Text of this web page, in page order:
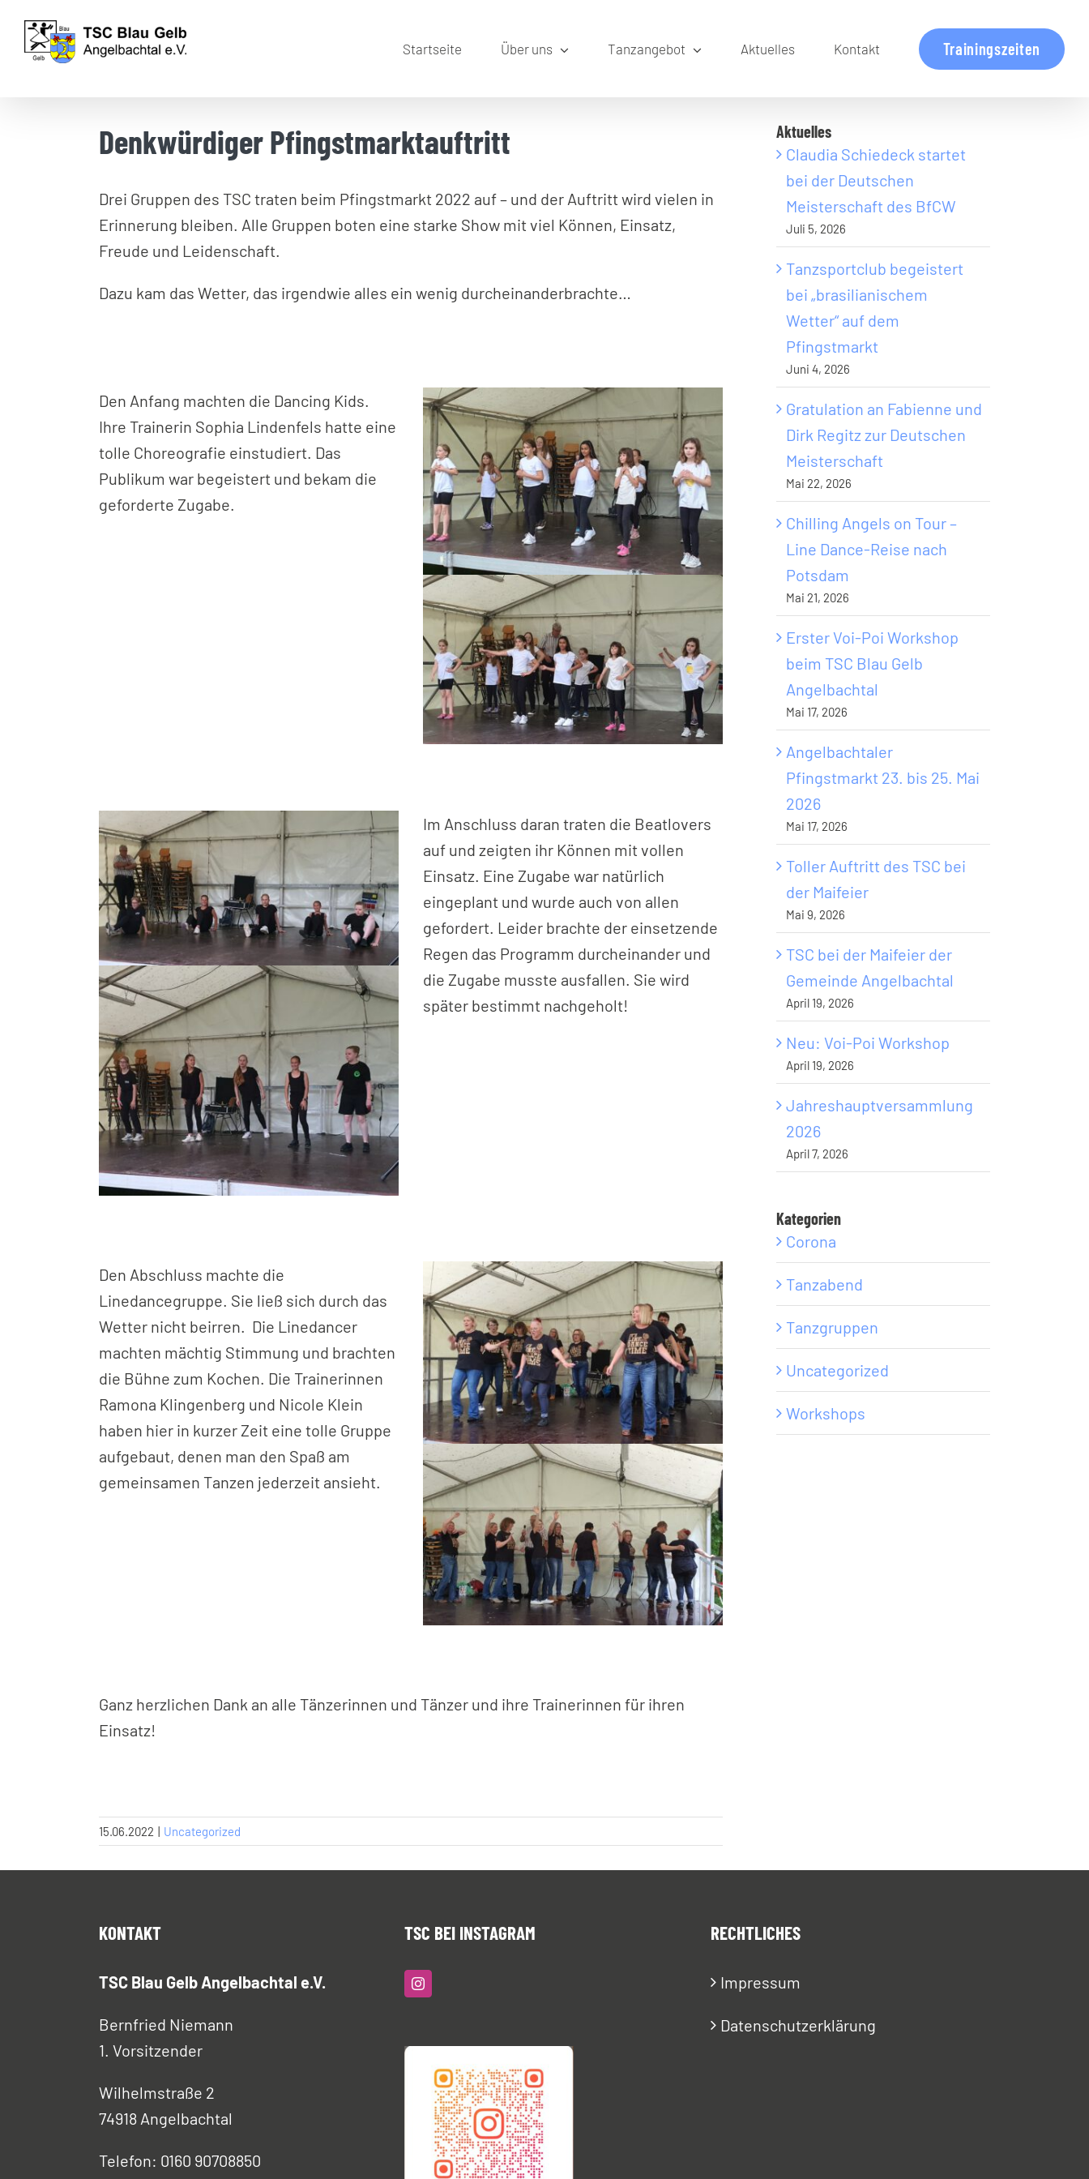
Inhalt
springen
Startseite Über uns Tanzangebot Aktuelles Kontakt Trainingszeiten
Denkwürdiger Pfingstmarktauftritt
Drei Gruppen des TSC traten beim Pfingstmarkt 2022 auf – und der Auftritt wird vielen in
Erinnerung bleiben. Alle Gruppen boten eine starke Show mit viel Können, Einsatz,
Freude und Leidenschaft.
Dazu kam das Wetter, das irgendwie alles ein wenig durcheinanderbrachte…
Den Anfang machten die Dancing Kids.
Ihre Trainerin Sophia Lindenfels hatte eine
tolle Choreografie einstudiert. Das
Publikum war begeistert und bekam die
geforderte Zugabe.
Im Anschluss daran traten die Beatlovers
auf und zeigten ihr Können mit vollen
Einsatz. Eine Zugabe war natürlich
eingeplant und wurde auch von allen
gefordert. Leider brachte der einsetzende
Regen das Programm durcheinander und
die Zugabe musste ausfallen. Sie wird
später bestimmt nachgeholt!
Den Abschluss machte die
Linedancegruppe. Sie ließ sich durch das
Wetter nicht beirren. Die Linedancer
machten mächtig Stimmung und brachten
die Bühne zum Kochen. Die Trainerinnen
Ramona Klingenberg und Nicole Klein
haben hier in kurzer Zeit eine tolle Gruppe
aufgebaut, denen man den Spaß am
gemeinsamen Tanzen jederzeit ansieht.
Ganz herzlichen Dank an alle Tänzerinnen und Tänzer und ihre Trainerinnen für ihren
Einsatz!
15.06.2022 | Uncategorized
Aktuelles
Claudia Schiedeck startet
bei der Deutschen
Meisterschaft des BfCW
Juli 5, 2026
Tanzsportclub begeistert
bei „brasilianischem
Wetter“ auf dem
Pfingstmarkt
Juni 4, 2026
Gratulation an Fabienne und
Dirk Regitz zur Deutschen
Meisterschaft
Mai 22, 2026
Chilling Angels on Tour –
Line Dance-Reise nach
Potsdam
Mai 21, 2026
Erster Voi-Poi Workshop
beim TSC Blau Gelb
Angelbachtal
Mai 17, 2026
Angelbachtaler
Pfingstmarkt 23. bis 25. Mai
2026
Mai 17, 2026
Toller Auftritt des TSC bei
der Maifeier
Mai 9, 2026
TSC bei der Maifeier der
Gemeinde Angelbachtal
April 19, 2026
Neu: Voi-Poi Workshop
April 19, 2026
Jahreshauptversammlung
2026
April 7, 2026
Kategorien
Corona
Tanzabend
Tanzgruppen
Uncategorized
Workshops
KONTAKT
TSC Blau Gelb Angelbachtal e.V.
Bernfried Niemann
1. Vorsitzender
Wilhelmstraße 2
74918 Angelbachtal
Telefon: 0160 90708850
TSC BEI INSTAGRAM RECHTLICHES
Impressum
Datenschutzerklärung